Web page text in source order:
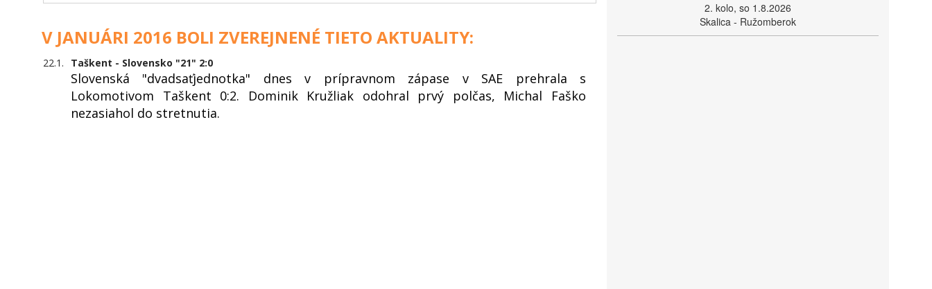
V JANUÁRI 2016 BOLI ZVEREJNENÉ TIETO AKTUALITY:
22.1. Taškent - Slovensko "21" 2:0
Slovenská "dvadsaťjednotka" dnes v prípravnom zápase v SAE prehrala s
Lokomotivom Taškent 0:2. Dominik Kružliak odohral prvý polčas, Michal Faško
nezasiahol do stretnutia.
2. kolo, so 1.8.2026
Skalica - Ružomberok